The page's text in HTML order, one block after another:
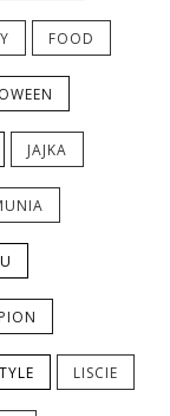
FOOD
JAJKA
LISCIE